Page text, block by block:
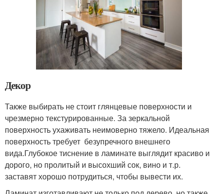
Декор
Также выбирать не стоит глянцевые поверхности и
чрезмерно текстурированные. За зеркальной
поверхность ухаживать неимоверно тяжело. Идеальная
поверхность требует безупречного внешнего
вида.Глубокое тиснение в ламинате выглядит красиво и
дорого, но пролитый и высохший сок, вино и т.р.
заставят хорошо потрудиться, чтобы вывести их.